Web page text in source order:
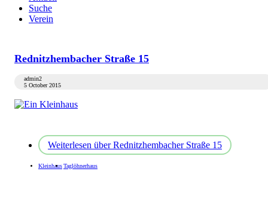
Suche
Verein
Rednitzhembacher Straße 15
admin2
5 October 2015
Weiterlesen über Rednitzhembacher Straße 15
KleinhausTaglöhnerhaus